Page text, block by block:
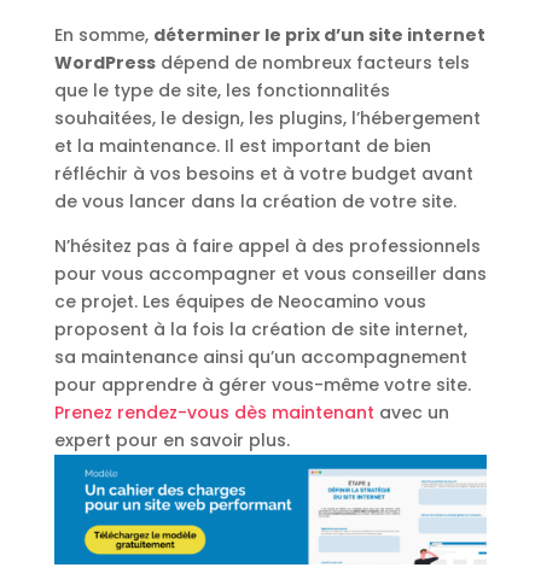
En somme, déterminer le prix d’un site internet
WordPressdépend de nombreux facteurs tels
que le type de site, les fonctionnalités
souhaitées, le design, les plugins, l’hébergement
et la maintenance. Il est important de bien
réfléchir à vos besoins et à votre budget avant
de vous lancer dans la création de votre site.
N’hésitez pas à faire appel à des professionnels
pour vous accompagner et vous conseiller dans
ce projet. Les équipes de Neocamino vous
proposent à la fois la création de site internet,
sa maintenance ainsi qu’un accompagnement
pour apprendre à gérer vous-même votre site.
Prenez rendez-vous dès maintenant avec un
expert pour en savoir plus.